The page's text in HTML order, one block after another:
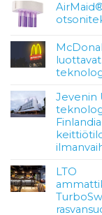
Jevenin
LTO